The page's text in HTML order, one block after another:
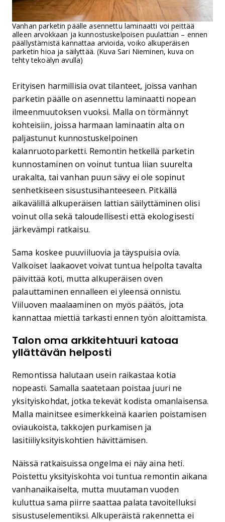
Vanhan parketin päälle asennettu laminaatti voi peittää
alleen arvokkaan ja kunnostuskelpoisen puulattian – ennen
päällystämistä kannattaa arvioida, voiko alkuperäisen
parketin hioa ja säilyttää. (Kuva Sari Nieminen, kuva on
tehty tekoälyn avulla)
Erityisen harmillisia ovat tilanteet, joissa vanhan
parketin päälle on asennettu laminaatti nopean
ilmeenmuutoksen vuoksi. Malla on törmännyt
kohteisiin, joissa harmaan laminaatin alta on
paljastunut kunnostuskelpoinen
kalanruotoparketti. Remontin hetkellä parketin
kunnostaminen on voinut tuntua liian suurelta
urakalta, tai vanhan puun sävy ei ole sopinut
senhetkiseen sisustusihanteeseen. Pitkällä
aikavälillä alkuperäisen lattian säilyttäminen olisi
voinut olla sekä taloudellisesti että ekologisesti
järkevämpi ratkaisu.
Sama koskee puuviiluovia ja täyspuisia ovia.
Valkoiset laakaovet voivat tuntua helpolta tavalta
päivittää koti, mutta alkuperäisen oven
palauttaminen ennalleen ei yleensä onnistu.
Viiluoven maalaaminen on myös päätös, jota
kannattaa miettiä tarkasti ennen työn aloittamista.
Talon oma arkkitehtuuri katoaa
yllättävän helposti
Remontissa halutaan usein raikastaa kotia
nopeasti. Samalla saatetaan poistaa juuri ne
yksityiskohdat, jotka tekevät kodista omanlaisensa.
Malla mainitsee esimerkkeinä kaarien poistamisen
oviaukoista, takkojen purkamisen ja
lasitiiliyksityiskohtien hävittämisen.
Näissä ratkaisuissa ongelma ei näy aina heti.
Poistettu yksityiskohta voi tuntua remontin aikana
vanhanaikaiselta, mutta muutaman vuoden
kuluttua sama piirre saattaa palata tavoitelluksi
sisustuselementiksi. Alkuperäistä rakennetta ei